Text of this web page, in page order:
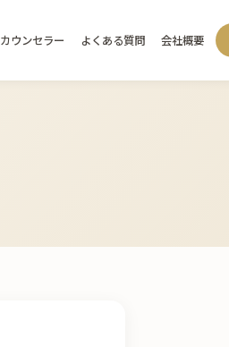
カウンセラー よくある質問 会社概要